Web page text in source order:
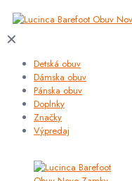
✕
Detská obuv
Dámska obuv
Pánska obuv
Doplnky
Značky
Výpredaj